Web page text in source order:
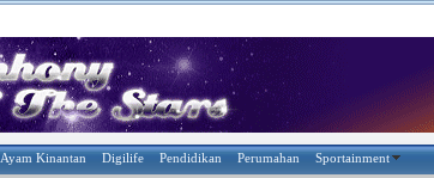
Ayam Kinantan Digilife Pendidikan Perumahan Sportainment